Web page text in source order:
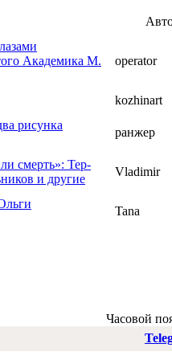
Академика М.
operator
kozhinart
рисунка
ранжер
смерть»: Тер-
и другие
Vladimir
Tana
Часовой